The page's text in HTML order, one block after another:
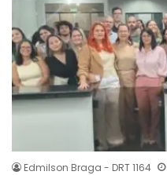
Edmilson Braga - DRT 1164